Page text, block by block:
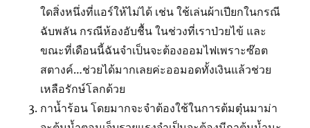
ใดสิ่งหนึ่งที่แอร์ให้ไม่ได้ เช่น ใช้เล่นผ้าเปียกในกรณี
ฉับพลัน กรณีห้องอับชื้น ในช่วงที่เราป่วยไข้ และ
ขณะที่เดือนนี้ฉันจำเป็นจะต้องออมไฟเพราะซ๊อต
สตางค์…ช่วยได้มากเลยค่ะออมอดทั้งเงินแล้วช่วย
เหลือรักษ์โลกด้วย
กาน้ำร้อน โดยมากจะจำต้องใช้ในการต้มตุ๋นมาม่า